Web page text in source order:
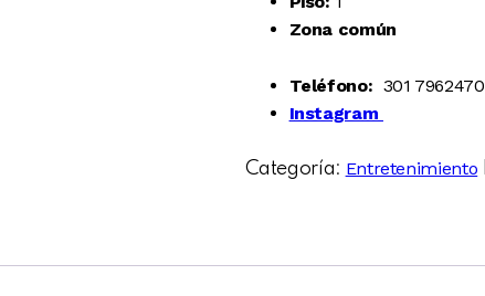
Zona común
Teléfono: 301 7962470
Instagram
Categoría: Entretenimiento